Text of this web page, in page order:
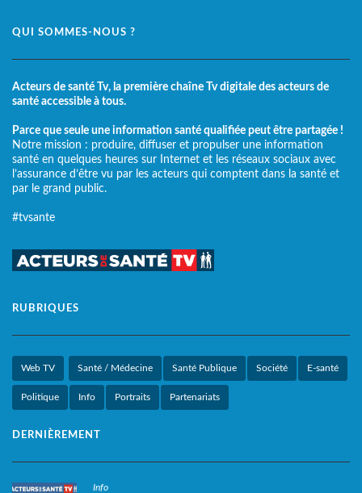
QUI SOMMES-NOUS ?
Acteurs de santé Tv, la première chaîne Tv digitale des acteurs de
santé accessible à tous.
Parce que seule une information santé qualifiée peut être partagée !
Notre mission : produire, diffuser et propulser une information
santé en quelques heures sur Internet et les réseaux sociaux avec
l’assurance d’être vu par les acteurs qui comptent dans la santé et
par le grand public.
#tvsante
RUBRIQUES
Web TV Santé / Médecine Santé Publique Société E-santé
Politique Info Portraits Partenariats
DERNIÈREMENT
Info